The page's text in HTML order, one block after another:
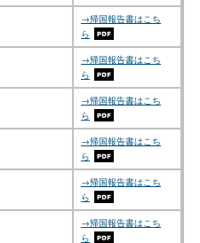
→帰国報告書はこち
ら
→帰国報告書はこち
ら
→帰国報告書はこち
ら
→帰国報告書はこち
ら
→帰国報告書はこち
ら
→帰国報告書はこち
ら